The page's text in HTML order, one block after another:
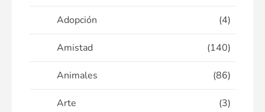
Adopción (4)
Amistad (140)
Animales (86)
Arte (3)